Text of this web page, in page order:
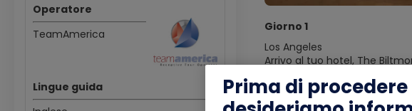
Giorno 1
Los Angeles
Arrivo al tuo hotel, The
Storia, lusso e opulenza si
hotel è stato un faro di
celebrità, dal presidente
Operatore
TeamAmerica
Lingue guida
Prima di